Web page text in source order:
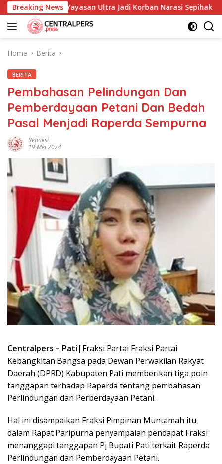
Skip
to
content
Breaking News
dan Yayasan Ultra Jadi Korban Narasi Sepihak
Home Berita
BERITA
Pembahasan Pelindungan Dan
Pemberdayaan Petani Dan Bedah
Pasal Menjadi Raperda Sempurna
Redaksi
19 Mei 2024
Centralpers – Pati| Fraksi Partai Fraksi Partai
Kebangkitan Bangsa pada Dewan Perwakilan Rakyat
Daerah (DPRD) Kabupaten Pati memberikan tiga poin
tanggapan terhadap Raperda tentang pembahasan
Perlindungan dan Perberdayaan Petani.
Hal ini disampaikan Fraksi Pimpinan Muntamah itu
dalam Rapat Paripurna penyampaian pendapat Fraksi
menanggapi tanggapan Pj Bupati Pati terkait Raperda
Perlindungan dan Pemberdayaan Petani.